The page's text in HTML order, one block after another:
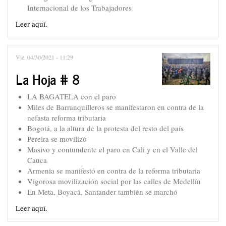
Internacional de los Trabajadores
Leer aquí.
Vie, 04/30/2021 - 11:29
La Hoja # 8
LA BAGATELA con el paro
Miles de Barranquilleros se manifestaron en contra de la
nefasta reforma tributaria
Bogotá, a la altura de la protesta del resto del país
Pereira se movilizó
Masivo y contundente el paro en Cali y en el Valle del
Cauca
Armenia se manifestó en contra de la reforma tributaria
Vigorosa movilización social por las calles de Medellín
En Meta, Boyacá, Santander también se marchó
Leer aquí.